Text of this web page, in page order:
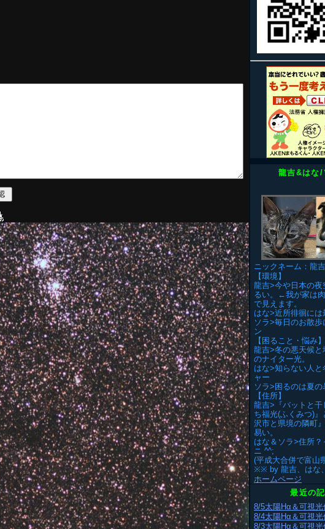
龍吉&はな/
ニックネーム：龍吉
【環境】
龍吉>今や日本の夜
るい。←我が家は
で見えます。
はな>近所徘徊には
ソラ>毎日のお散歩
ン
【困ること・悩み】
龍吉>冬の悪天候と
のナイター光。
はな>知らない人と
ャー
ソラ>困るのは夏の
【住所】
龍吉>『バットと干
ち福光(ふくみつ)
沢市と県境の隣町
易い。
はな＆ソラ>住所？
ニ ^^;
(平成大合併で富山
※※ by 龍吉、はな
ホームページ
最近の
8/5太陽Hα＆可視光
8/4太陽Hα＆可視光
8/3太陽Hα＆可視光